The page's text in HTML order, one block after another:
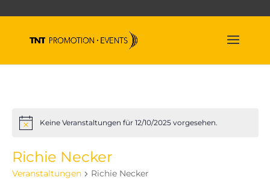
HinweisKeine Veranstaltungen für 12/10/2025 vorgesehen.
Richie Necker
Veranstaltungen Richie Necker